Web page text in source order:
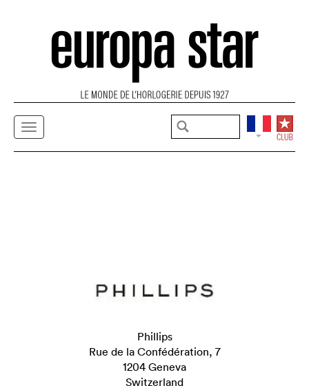
Phillips
Rue de la Confédération, 7
1204 Geneva
Switzerland